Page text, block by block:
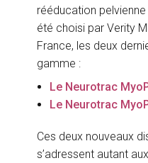
rééducation
été choisi par Verity
France, les deux
gamme :
Le Neurotrac
Le Neurotrac
Ces deux nouveaux
s’adressent autant